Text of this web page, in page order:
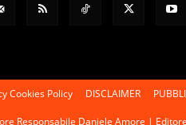
Cookies Policy DISCLAIMER
Responsabile Daniele Amore |